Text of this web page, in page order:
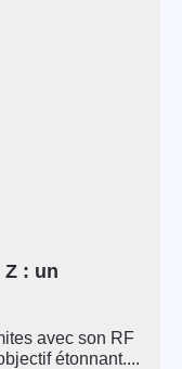
Z : un
avec son RF
étonnant....